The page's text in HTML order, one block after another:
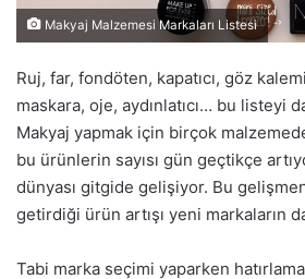
Makyaj Malzemesi Markaları Listesi
Ruj, far, fondöten, kapatıcı, göz
maskara, oje, aydınlatıcı… bu listeyi
Makyaj yapmak için birçok
bu ürünlerin sayısı gün geçtikçe
dünyası gitgide gelişiyor. Bu
getirdiği ürün artışı yeni markaların
Tabi marka seçimi yaparken